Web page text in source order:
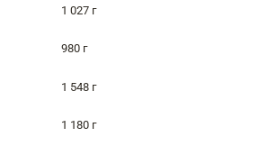
1 027 г
980 г
1 548 г
1 180 г